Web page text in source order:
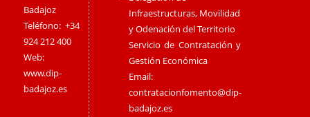
Badajoz
Teléfono: +34
924 212 400
Web:
www.dip-
badajoz.es
Infraestructuras, Movilidad
y Odenación del Territorio
Servicio de Contratación y
Gestión Económica
Email:
contratacionfomento@dip-
badajoz.es